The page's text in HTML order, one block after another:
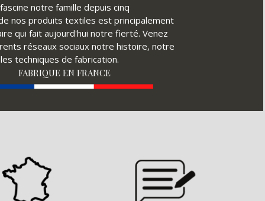
notre famille depuis cinq
nos produits textiles est principalement
qui fait aujourd'hui notre fierté. Venez
réseaux sociaux notre histoire, notre
techniques de fabrication.
FABRIQUE EN FRANCE